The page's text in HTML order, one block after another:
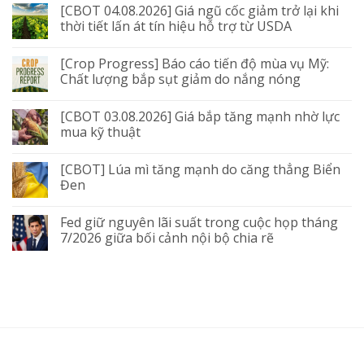
[CBOT 04.08.2026] Giá ngũ cốc giảm trở lại khi
thời tiết lấn át tín hiệu hỗ trợ từ USDA
[Crop Progress] Báo cáo tiến độ mùa vụ Mỹ:
Chất lượng bắp sụt giảm do nắng nóng
[CBOT 03.08.2026] Giá bắp tăng mạnh nhờ lực
mua kỹ thuật
[CBOT] Lúa mì tăng mạnh do căng thẳng Biển
Đen
Fed giữ nguyên lãi suất trong cuộc họp tháng
7/2026 giữa bối cảnh nội bộ chia rẽ